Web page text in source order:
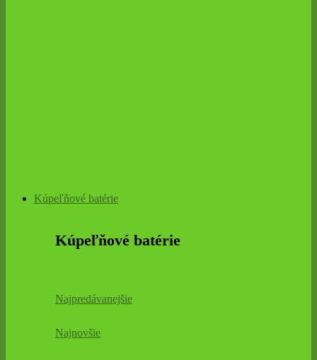
Kúpeľňové batérie
Kúpeľňové batérie
Najpredávanejšie
Najnovšie